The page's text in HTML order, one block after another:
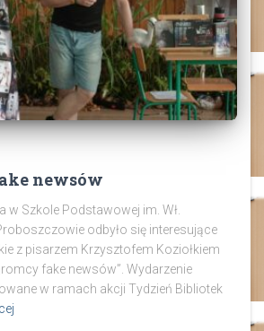
newsów
w Szkole Podstawowej im. Wł.
odbyło się interesujące
z pisarzem Krzysztofem Koziołkiem
fake newsów”. Wydarzenie
w ramach akcji Tydzień Bibliotek